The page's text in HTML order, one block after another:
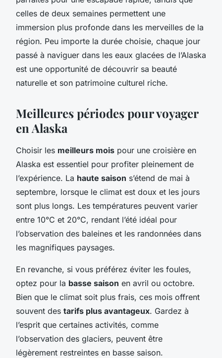
celles de deux semaines permettent une
immersion plus profonde dans les merveilles de la
région. Peu importe la durée choisie, chaque jour
passé à naviguer dans les eaux glacées de l’Alaska
est une opportunité de découvrir sa beauté
naturelle et son patrimoine culturel riche.
Meilleures périodes pour voyager
en Alaska
Choisir les meilleurs mois pour une croisière en
Alaska est essentiel pour profiter pleinement de
l’expérience. La haute saison s’étend de mai à
septembre, lorsque le climat est doux et les jours
sont plus longs. Les températures peuvent varier
entre 10°C et 20°C, rendant l’été idéal pour
l’observation des baleines et les randonnées dans
les magnifiques paysages.
En revanche, si vous préférez éviter les foules,
optez pour la basse saison en avril ou octobre.
Bien que le climat soit plus frais, ces mois offrent
souvent des tarifs plus avantageux. Gardez à
l’esprit que certaines activités, comme
l’observation des glaciers, peuvent être
légèrement restreintes en basse saison.